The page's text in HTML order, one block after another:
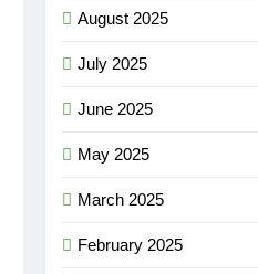
August 2025
July 2025
June 2025
May 2025
March 2025
February 2025